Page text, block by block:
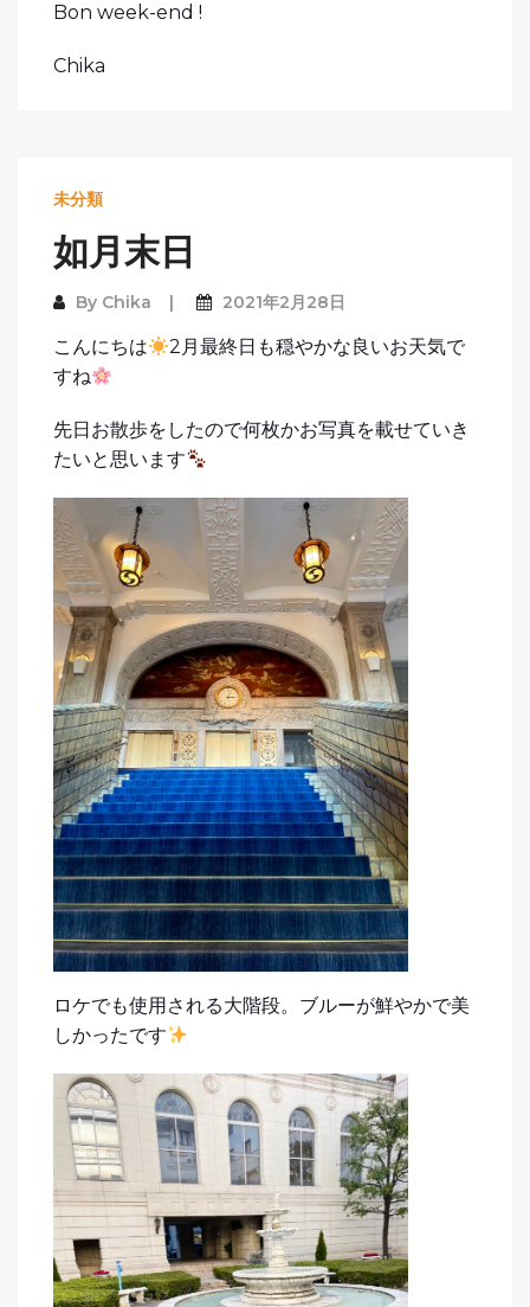
Bon week-end !
Chika
未分類
如月末日
By Chika 2021年2月28日
こんにちは
2月最終日も穏やかな良いお天気で
すね
先日お散歩をしたので何枚かお写真を載せていき
たいと思います
ロケでも使用される大階段。ブルーが鮮やかで美
しかったです